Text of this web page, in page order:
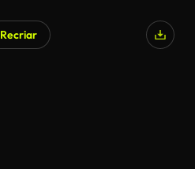
Recriar